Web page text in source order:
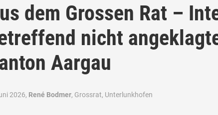
dem Grossen Rat –
nicht
Aargau
2026, René Bodmer, Grossrat, Unterlunkhofen